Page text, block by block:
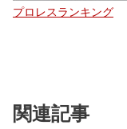
プロレスランキング
関連記事